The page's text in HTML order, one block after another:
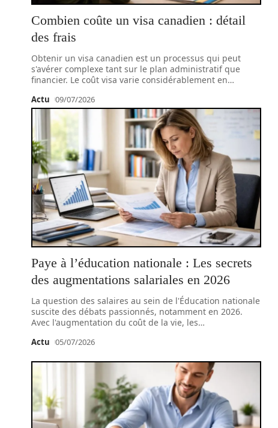
Combien coûte un visa canadien : détail
des frais
Obtenir un visa canadien est un processus qui peut
s'avérer complexe tant sur le plan administratif que
financier. Le coût visa varie considérablement en…
Actu 09/07/2026
Paye à l’éducation nationale : Les secrets
des augmentations salariales en 2026
La question des salaires au sein de l'Éducation nationale
suscite des débats passionnés, notamment en 2026.
Avec l'augmentation du coût de la vie, les…
Actu 05/07/2026